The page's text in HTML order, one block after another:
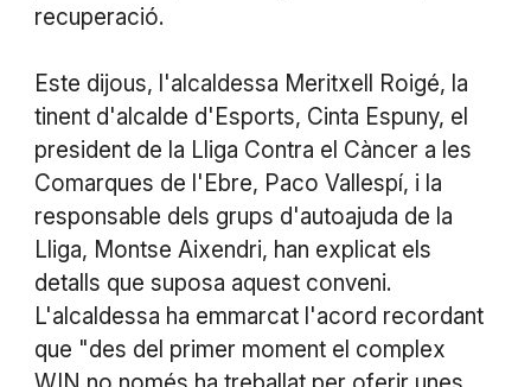
recuperació.
Este dijous, l'alcaldessa Meritxell Roigé, la
tinent d'alcalde d'Esports, Cinta Espuny, el
president de la Lliga Contra el Càncer a les
Comarques de l'Ebre, Paco Vallespí, i la
responsable dels grups d'autoajuda de la
Lliga, Montse Aixendri, han explicat els
detalls que suposa aquest conveni.
L'alcaldessa ha emmarcat l'acord recordant
que "des del primer moment el complex